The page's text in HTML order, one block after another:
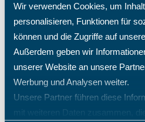
Wir verwenden Cookies, um
personalisieren, Funktionen für
können und die Zugriffe auf
Außerdem geben wir
unserer Website an unsere
Werbung und Analysen weiter.
Unsere Partner führen diese
mit weiteren Daten zusammen,
Das Speichern konnte nicht
die Personal-Nr. nicht
Gibt es TimO auch als On-
Variante?
Hat das TimO-System auch
Authentifizierung (2FA)?
Ich habe mein Passwort